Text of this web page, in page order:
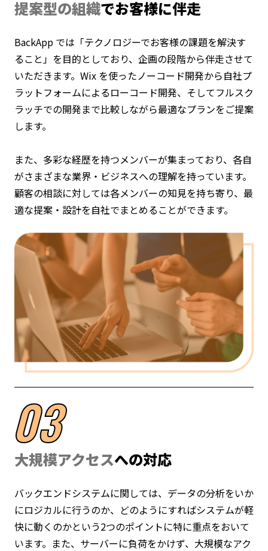
提案型の組織でお客様に伴走
BackApp では「テクノロジーでお客様の課題を解決す
ること」を目的としており、企画の段階から伴走させて
いただきます。Wix を使ったノーコード開発から自社プ
ラットフォームによるローコード開発、そしてフルスク
ラッチでの開発まで比較しながら最適なプランをご提案
します。
また、多彩な経歴を持つメンバーが集まっており、各自
がさまざまな業界・ビジネスへの理解を持っています。
顧客の相談に対しては各メンバーの知見を持ち寄り、最
適な提案・設計を自社でまとめることができます。
大規模アクセスへの対応
バックエンドシステムに関しては、データの分析をいか
にロジカルに行うのか、どのようにすればシステムが軽
快に動くのかという2つのポイントに特に重点をおいて
います。また、サーバーに負荷をかけず、大規模なアク